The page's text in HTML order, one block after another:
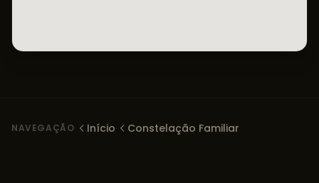
NAVEGAÇÃO Início· Constelação Familiar